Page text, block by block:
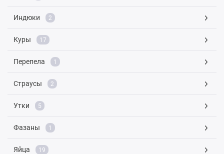
Индюки 2
Куры 17
Перепела 1
Страусы 2
Утки 5
Фазаны 1
Яйца 19